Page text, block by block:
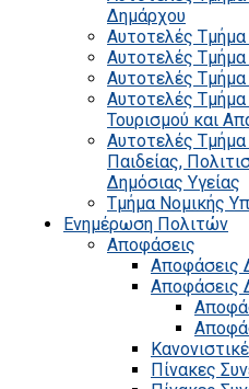
Δημάρχου
Αυτοτελές
Αυτοτελές
Αυτοτελές
Αυτοτελές Τμήμα
Τουρισμού και
Αυτοτελές
Παιδείας,
Δημόσιας Υγείας
Τμήμα Νομικής
Ενημέρωση Πολιτών
Αποφάσεις
Αποφάσεις
Αποφάσεις
Πίνακες